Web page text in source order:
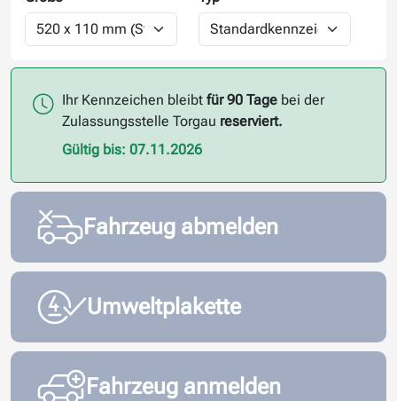
Ihr Kennzeichen bleibtfür 90 Tage bei der
Zulassungsstelle Torgau reserviert.
Gültig bis: 07.11.2026
Fahrzeug abmelden
Umweltplakette
Fahrzeug anmelden